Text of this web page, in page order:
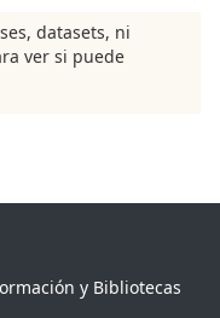
datasets, ni
ver si puede
y Bibliotecas